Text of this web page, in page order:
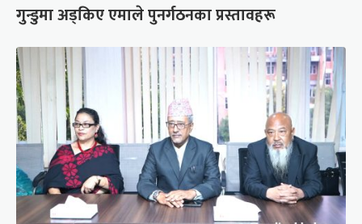
गुन्डुमा अड्किए एमाले पुनर्गठनका प्रस्तावहरू